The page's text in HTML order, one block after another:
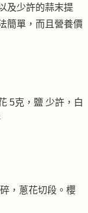
及少許的蒜末提
簡單，而且營養價
5克，鹽 少許，白
，蔥花切段。櫻